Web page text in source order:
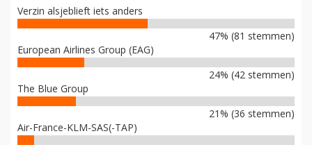
Verzin alsjeblieft iets anders
47% (81 stemmen)
European Airlines Group (EAG)
24% (42 stemmen)
The Blue Group
21% (36 stemmen)
Air-France-KLM-SAS(-TAP)